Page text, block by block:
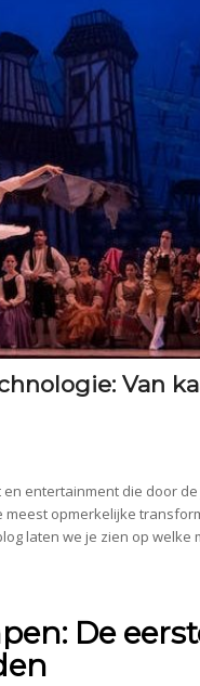
Van
entertainment die door
opmerkelijke
laten we je zien op
De